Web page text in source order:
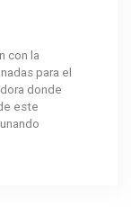
con la
para el
donde
este